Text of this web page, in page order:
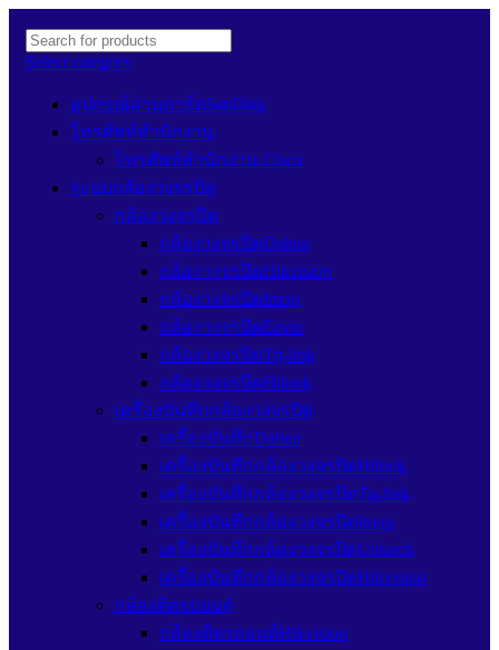
Select category
อุปกรณ์อ่านการ์ดSanDisk
โทรศัพท์สำนักงาน
โทรศัพท์สำนักงาน Cisco
ระบบกล้องวงจรปิด
กล้องวงจรปิด
กล้องวงจรปิดDahua
กล้องวงจรปิดHikvision
กล้องวงจรปิดImou
กล้องวงจรปิดEzviz
กล้องวงจรปิดTp-link
กล้องวงจรปิดHilook
เครื่องบันทึกกล้องวงจรปิด
เครื่องบันทึกDahua
เครื่องบันทึกกล้องวงจรปิดHilook
เครื่องบันทึกกล้องวงจรปิดTp-link
เครื่องบันทึกกล้องวงจรปิดImou
เครื่องบันทึกกล้องวงจรปิดUniarch
เครื่องบันทึกกล้องวงจรปิดHikvision
กล้องติดรถยนต์
กล้องติดรถยนต์Hikvision